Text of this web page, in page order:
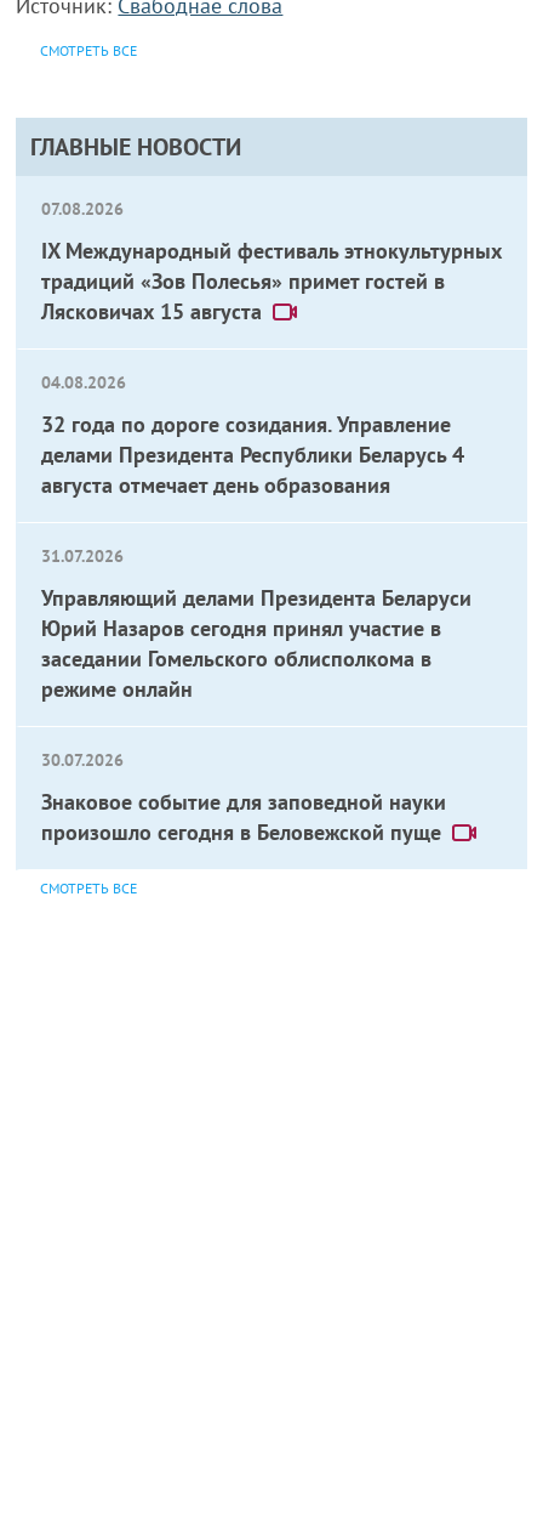
ГЛАВНЫЕ НОВОСТИ
07.08.2026
IX Международный фестиваль этнокультурных
традиций «Зов Полесья» примет гостей в
Лясковичах 15 августа
04.08.2026
32 года по дороге созидания. Управление
делами Президента Республики Беларусь 4
августа отмечает день образования
31.07.2026
Управляющий делами Президента Беларуси
Юрий Назаров сегодня принял участие в
заседании Гомельского облисполкома в
режиме онлайн
30.07.2026
Знаковое событие для заповедной науки
произошло сегодня в Беловежской пуще
СМОТРЕТЬ ВСЕ
СМОТРЕТЬ ВСЕ